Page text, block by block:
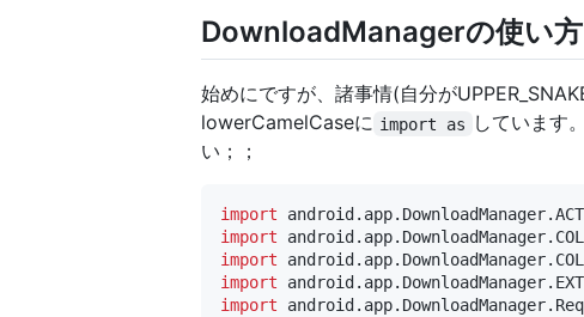
DownloadManagerの使い方
始めにですが、諸事情(自分が
lowerCamelCaseに import as しています
い；；
import
import
import
import
import